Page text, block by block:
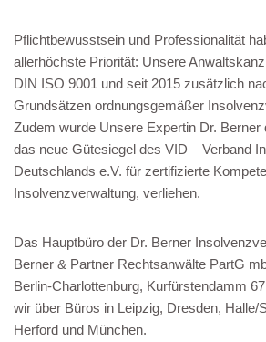
Pflichtbewusstsein und Professionalität
allerhöchste Priorität: Unsere
DIN ISO 9001 und seit 2015 zusätzlich
Grundsätzen ordnungsgemäßer
Zudem wurde Unsere Expertin Dr. Berner
das neue Gütesiegel des VID – Verband
Deutschlands e.V. für zertifizierte
Insolvenzverwaltung, verliehen.
Das Hauptbüro der Dr. Berner
Berner & Partner Rechtsanwälte PartG
Berlin-Charlottenburg, Kurfürstendamm
wir über Büros in Leipzig, Dresden, Halle/
Herford und München.